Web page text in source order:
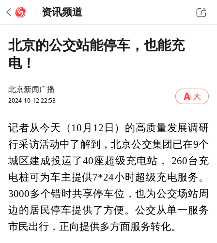
资讯频道
北京的公交站能停车，也能充
电！
北京新闻广播
2024-10-12 22:53
记者从今天（10月12日）的高质量发展调研
行采访活动中了解到，北京公交集团已在9个
城区建成投运了40座超级充电站， 260台充
电桩可为车主提供7*24小时超级充电服务。
3000多个错时共享停车位，也为公交场站周
边的居民停车提供了方便。公交从单一服务
市民出行，正向提供多方面服务转化。